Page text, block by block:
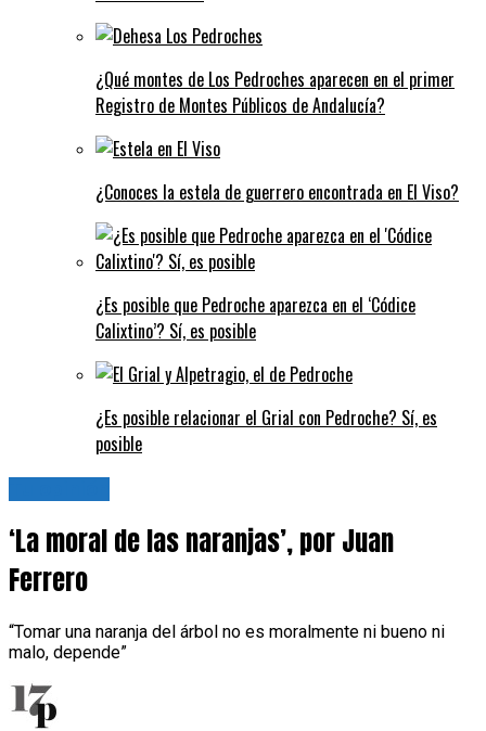
¿Qué montes de Los Pedroches aparecen en el primer
Registro de Montes Públicos de Andalucía?
¿Conoces la estela de guerrero encontrada en El Viso?
¿Es posible que Pedroche aparezca en el ‘Códice
Calixtino’? Sí, es posible
¿Es posible relacionar el Grial con Pedroche? Sí, es
posible
‘La moral de las naranjas’, por Juan
Ferrero
“Tomar una naranja del árbol no es moralmente ni bueno ni
malo, depende”